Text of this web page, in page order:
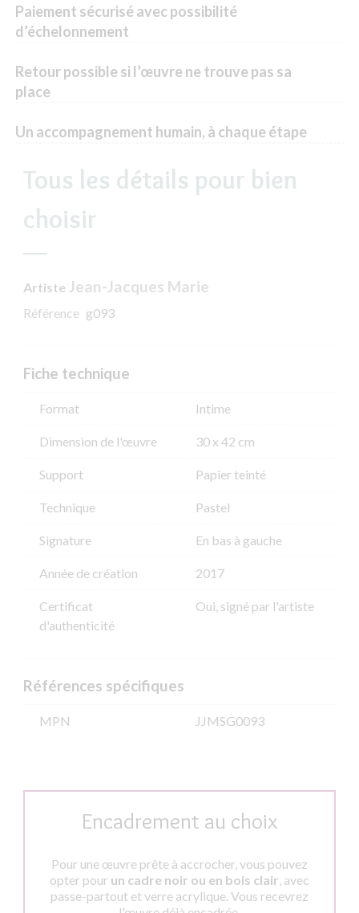
Paiement sécurisé avec possibilité
d’échelonnement
Retour possible si l’œuvre ne trouve pas sa
place
Un accompagnement humain, à chaque étape
Tous les détails pour bien
choisir
Artiste Jean-Jacques Marie
Référence g093
Fiche technique
Format Intime
Dimension de l'​œuvre 30 x 42 cm
Support Papier teinté
Technique Pastel
Signature En bas à gauche
Année de création 2017
Certificat
d'authenticité
Oui, signé par l'artiste
Références spécifiques
MPN JJMSG0093
Encadrement au choix
Pour une œuvre prête à accrocher, vous pouvez
opter pour un cadre noir ou en bois clair, avec
passe-partout et verre acrylique. Vous recevrez